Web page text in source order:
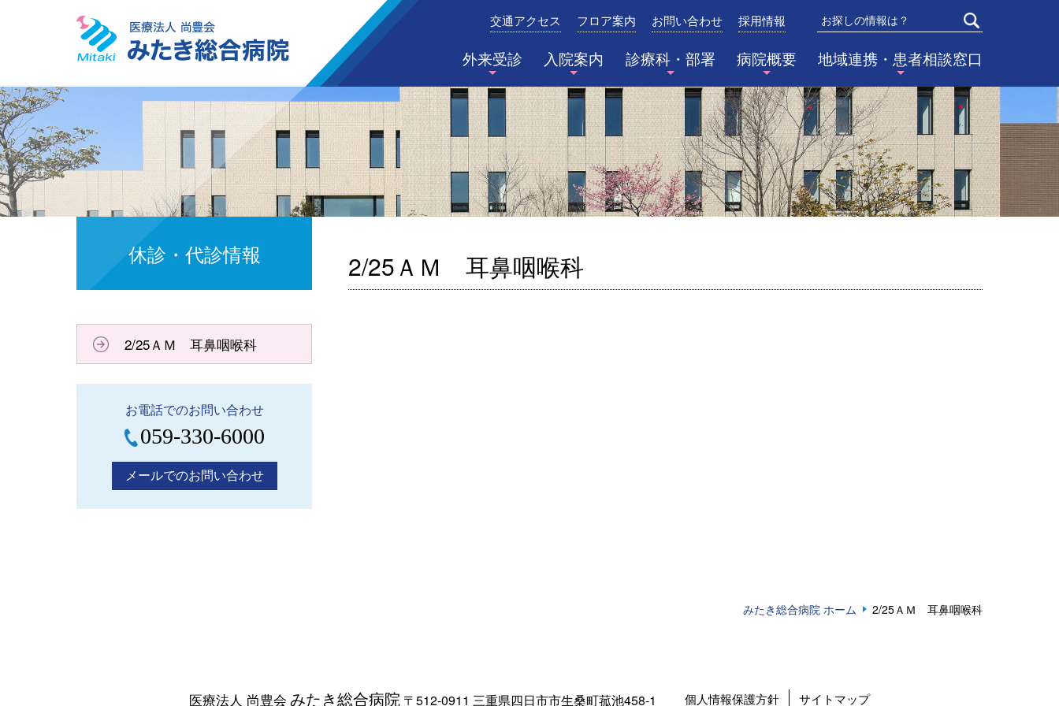
みたき総合病院〈三重県四日市市〉
外来受診 入院案内 診療科・部署 病院概要 地域連携・患者相談窓口
交通アクセス フロア案内 お問い合わせ 採用情報
休診・代診情報 2/25ＡＭ 耳鼻咽喉科
2/25ＡＭ 耳鼻咽喉科
お電話でのお問い合わせ
059-330-6000
メールでのお問い合わせ
みたき総合病院 ホーム 2/25ＡＭ 耳鼻咽喉科
医療法人 尚豊会 みたき総合病院 〒512-0911 三重県四日市市生桑町菰池458-1 個人情報保護方針 サイトマップ